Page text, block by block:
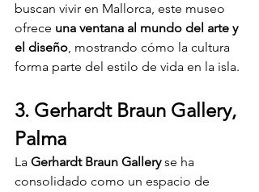
buscan vivir en Mallorca, este museo
ofrece una ventana al mundo del arte y
el diseño, mostrando cómo la cultura
forma parte del estilo de vida en la isla.
3. Gerhardt Braun Gallery,
Palma
La Gerhardt Braun Gallery se ha
consolidado como un espacio de